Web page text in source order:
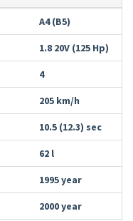
A4 (B5)
1.8 20V (125 Hp)
4
205 km/h
10.5 (12.3) sec
62 l
1995 year
2000 year